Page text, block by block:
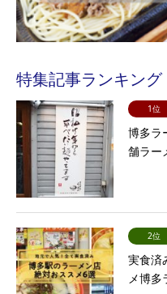
特集記事ランキング
1位
博多ラ
舗ラー
2位
実食済
メ博多